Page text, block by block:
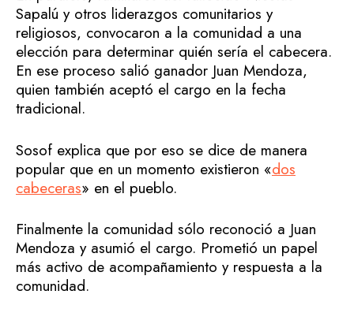
Sapalú y otros liderazgos comunitarios y
religiosos, convocaron a la comunidad a una
elección para determinar quién sería el cabecera.
En ese proceso salió ganador Juan Mendoza,
quien también aceptó el cargo en la fecha
tradicional.
Sosof explica que por eso se dice de manera
popular que en un momento existieron «dos
cabeceras» en el pueblo.
Finalmente la comunidad sólo reconoció a Juan
Mendoza y asumió el cargo. Prometió un papel
más activo de acompañamiento y respuesta a la
comunidad.